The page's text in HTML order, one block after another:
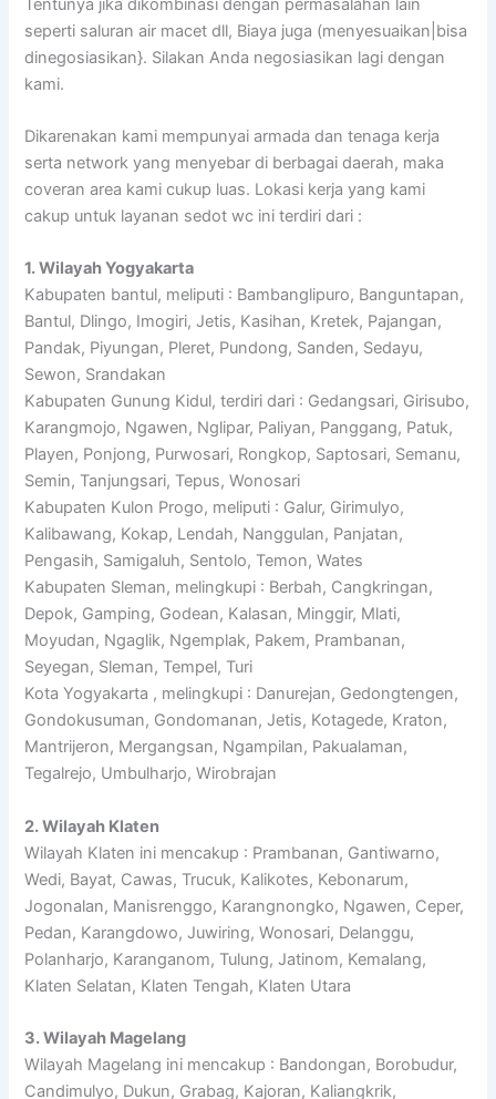
Tentunya jika dikombinasi dengan permasalahan lain
seperti saluran air macet dll, Biaya juga (menyesuaikan|bisa
dinegosiasikan}. Silakan Anda negosiasikan lagi dengan
kami.
Dikarenakan kami mempunyai armada dan tenaga kerja
serta network yang menyebar di berbagai daerah, maka
coveran area kami cukup luas. Lokasi kerja yang kami
cakup untuk layanan sedot wc ini terdiri dari :
1. Wilayah Yogyakarta
Kabupaten bantul, meliputi : Bambanglipuro, Banguntapan,
Bantul, Dlingo, Imogiri, Jetis, Kasihan, Kretek, Pajangan,
Pandak, Piyungan, Pleret, Pundong, Sanden, Sedayu,
Sewon, Srandakan
Kabupaten Gunung Kidul, terdiri dari : Gedangsari, Girisubo,
Karangmojo, Ngawen, Nglipar, Paliyan, Panggang, Patuk,
Playen, Ponjong, Purwosari, Rongkop, Saptosari, Semanu,
Semin, Tanjungsari, Tepus, Wonosari
Kabupaten Kulon Progo, meliputi : Galur, Girimulyo,
Kalibawang, Kokap, Lendah, Nanggulan, Panjatan,
Pengasih, Samigaluh, Sentolo, Temon, Wates
Kabupaten Sleman, melingkupi : Berbah, Cangkringan,
Depok, Gamping, Godean, Kalasan, Minggir, Mlati,
Moyudan, Ngaglik, Ngemplak, Pakem, Prambanan,
Seyegan, Sleman, Tempel, Turi
Kota Yogyakarta , melingkupi : Danurejan, Gedongtengen,
Gondokusuman, Gondomanan, Jetis, Kotagede, Kraton,
Mantrijeron, Mergangsan, Ngampilan, Pakualaman,
Tegalrejo, Umbulharjo, Wirobrajan
2. Wilayah Klaten
Wilayah Klaten ini mencakup : Prambanan, Gantiwarno,
Wedi, Bayat, Cawas, Trucuk, Kalikotes, Kebonarum,
Jogonalan, Manisrenggo, Karangnongko, Ngawen, Ceper,
Pedan, Karangdowo, Juwiring, Wonosari, Delanggu,
Polanharjo, Karanganom, Tulung, Jatinom, Kemalang,
Klaten Selatan, Klaten Tengah, Klaten Utara
3. Wilayah Magelang
Wilayah Magelang ini mencakup : Bandongan, Borobudur,
Candimulyo, Dukun, Grabag, Kajoran, Kaliangkrik,